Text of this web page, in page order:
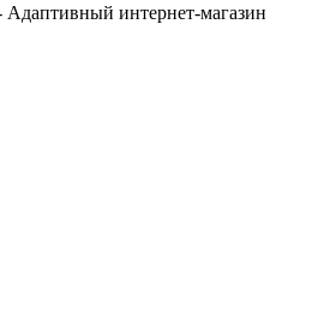
интернет-магазин